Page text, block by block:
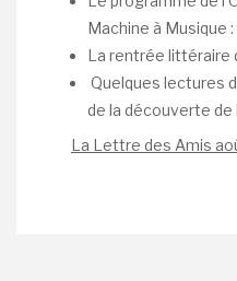
Machine à Musique
La rentrée littéraire
Quelques lectures
de la découverte
La Lettre des Amis